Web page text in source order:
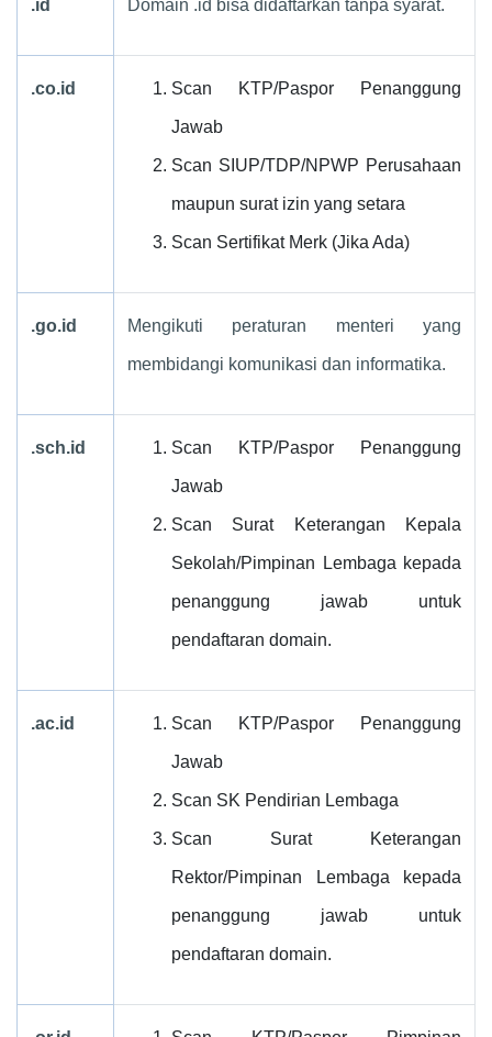
.id Domain .id bisa didaftarkan tanpa syarat.
.co.id Scan KTP/Paspor Penanggung
Jawab
Scan SIUP/TDP/NPWP Perusahaan
maupun surat izin yang setara
Scan Sertifikat Merk (Jika Ada)
.go.id Mengikuti peraturan menteri yang
membidangi komunikasi dan informatika.
.sch.id Scan KTP/Paspor Penanggung
Jawab
Scan Surat Keterangan Kepala
Sekolah/Pimpinan Lembaga kepada
penanggung jawab untuk
pendaftaran domain.
.ac.id Scan KTP/Paspor Penanggung
Jawab
Scan SK Pendirian Lembaga
Scan Surat Keterangan
Rektor/Pimpinan Lembaga kepada
penanggung jawab untuk
pendaftaran domain.